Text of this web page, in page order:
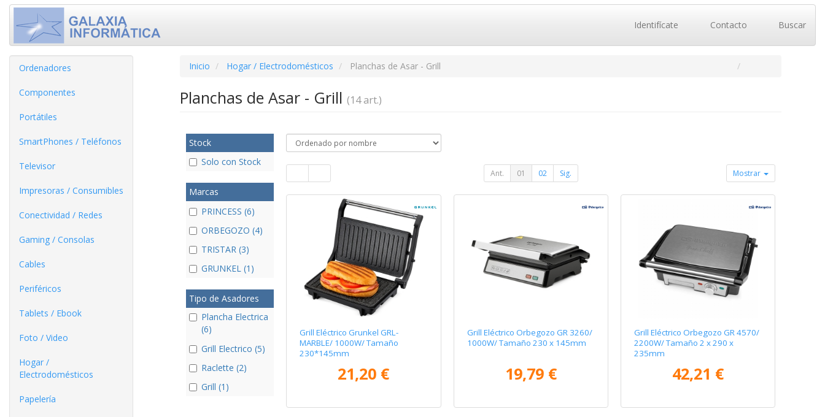
Identifícate Contacto Buscar
Ordenadores
Componentes
Portátiles
SmartPhones / Teléfonos
Televisor
Impresoras / Consumibles
Conectividad / Redes
Gaming / Consolas
Cables
Periféricos
Tablets / Ebook
Foto / Video
Hogar /
Electrodomésticos
Papelería
Inicio Hogar / Electrodomésticos Planchas de Asar - Grill
Planchas de Asar - Grill (14 art.)
Stock
Solo con Stock
Marcas
PRINCESS (6)
ORBEGOZO (4)
TRISTAR (3)
GRUNKEL (1)
Tipo de Asadores
Plancha Electrica
(6)
Grill Electrico (5)
Raclette (2)
Grill (1)
Ant. 01 02 Sig. Mostrar
Grill Eléctrico Grunkel GRL-
MARBLE/ 1000W/ Tamaño
230*145mm
21,20 €
Grill Eléctrico Orbegozo GR 3260/
1000W/ Tamaño 230 x 145mm
19,79 €
Grill Eléctrico Orbegozo GR 4570/
2200W/ Tamaño 2 x 290 x
235mm
42,21 €